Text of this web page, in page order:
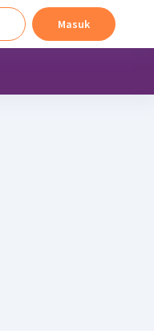
Masuk